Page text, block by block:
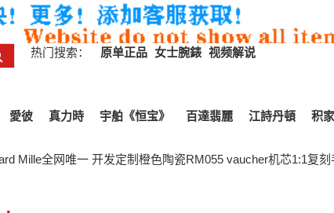
热门搜索： 原单正品 女士腕錶 视频解说
愛彼 真力時 宇舶《恒宝》 百達翡麗 江詩丹頓 积家
Mille全网唯一 开发定制橙色陶瓷RM055 vaucher机芯1:1复刻